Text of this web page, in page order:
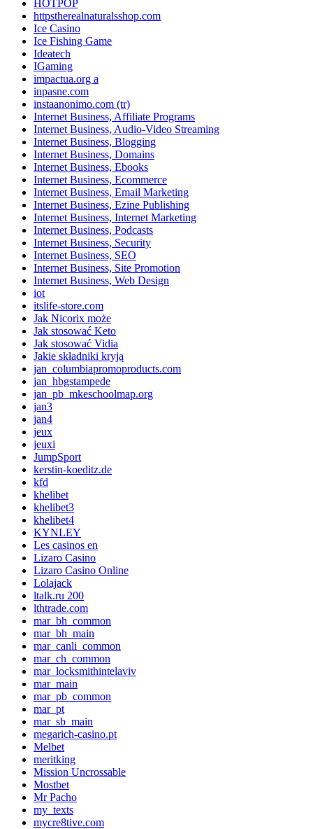
HOTPOP
httpstherealnaturalsshop.com
Ice Casino
Ice Fishing Game
Ideatech
IGaming
impactua.org a
inpasne.com
instaanonimo.com (tr)
Internet Business, Affiliate Programs
Internet Business, Audio-Video Streaming
Internet Business, Blogging
Internet Business, Domains
Internet Business, Ebooks
Internet Business, Ecommerce
Internet Business, Email Marketing
Internet Business, Ezine Publishing
Internet Business, Internet Marketing
Internet Business, Podcasts
Internet Business, Security
Internet Business, SEO
Internet Business, Site Promotion
Internet Business, Web Design
iot
itslife-store.com
Jak Nicorix może
Jak stosować Keto
Jak stosować Vidia
Jakie składniki kryją
jan_columbiapromoproducts.com
jan_hbgstampede
jan_pb_mkeschoolmap.org
jan3
jan4
jeux
jeuxi
JumpSport
kerstin-koeditz.de
kfd
khelibet
khelibet3
khelibet4
KYNLEY
Les casinos en
Lizaro Casino
Lizaro Casino Online
Lolajack
ltalk.ru 200
lthtrade.com
mar_bh_common
mar_bh_main
mar_canli_common
mar_ch_common
mar_locksmithintelaviv
mar_main
mar_pb_common
mar_pt
mar_sb_main
megarich-casino.pt
Melbet
meritking
Mission Uncrossable
Mostbet
Mr Pacho
my_texts
mycre8tive.com